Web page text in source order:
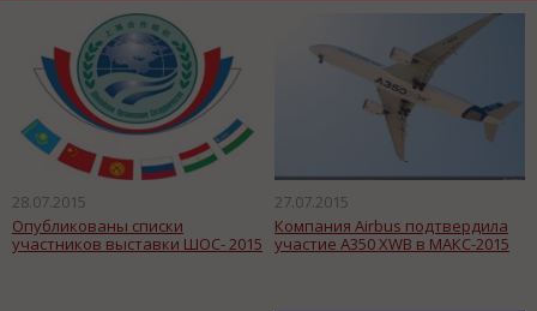
28.07.2015
Опубликованы списки
участников выставки ШОС- 2015
27.07.2015
Компания Airbus подтвердила
участие A350 XWB в МАКС-2015